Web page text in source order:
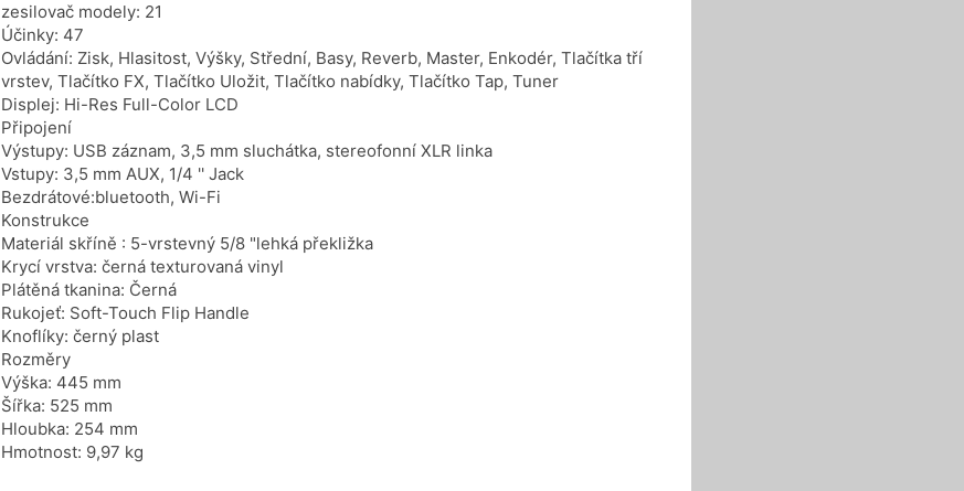
zesilovač modely: 21
Účinky: 47
Ovládání: Zisk, Hlasitost, Výšky, Střední, Basy, Reverb, Master, Enkodér, Tlačítka tří
vrstev, Tlačítko FX, Tlačítko Uložit, Tlačítko nabídky, Tlačítko Tap, Tuner
Displej: Hi-Res Full-Color LCD
Připojení
Výstupy: USB záznam, 3,5 mm sluchátka, stereofonní XLR linka
Vstupy: 3,5 mm AUX, 1/4 '' Jack
Bezdrátové:bluetooth, Wi-Fi
Konstrukce
Materiál skříně : 5-vrstevný 5/8 "lehká překližka
Krycí vrstva: černá texturovaná vinyl
Plátěná tkanina: Černá
Rukojeť: Soft-Touch Flip Handle
Knoflíky: černý plast
Rozměry
Výška: 445 mm
Šířka: 525 mm
Hloubka: 254 mm
Hmotnost: 9,97 kg